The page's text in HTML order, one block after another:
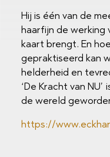
Hij is één van de
haarfijn de werking
kaart brengt. En
gepraktiseerd kan
helderheid en
‘De Kracht van NU’
de wereld
https://